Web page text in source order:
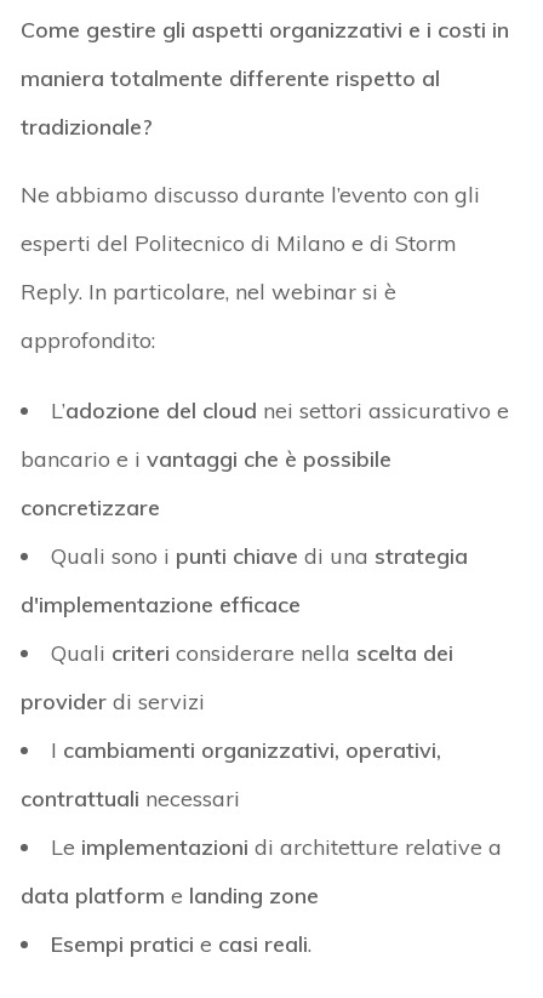
Come gestire gli aspetti organizzativi e i costi in
maniera totalmente differente rispetto al
tradizionale?
Ne abbiamo discusso durante l’evento con gli
esperti del Politecnico di Milano e di Storm
Reply. In particolare, nel webinar si è
approfondito:
L’adozione del cloud nei settori assicurativo e
bancario e ivantaggi che è possibile
concretizzare
Quali sono i punti chiave di una strategia
d'implementazione efficace
Quali criteri considerare nella scelta dei
provider di servizi
I cambiamenti organizzativi, operativi,
contrattuali necessari
Le implementazioni di architetture relative a
data platform e landing zone
Esempi pratici e casi reali.